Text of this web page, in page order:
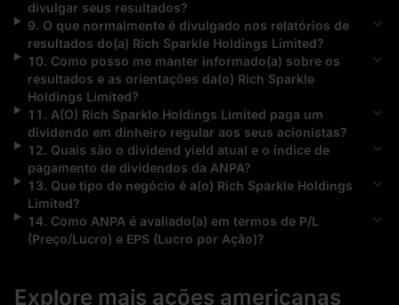
divulgar seus resultados?
9. O que normalmente é divulgado nos relatórios de
resultados do(a) Rich Sparkle Holdings Limited?
10. Como posso me manter informado(a) sobre os
resultados e as orientações da(o) Rich Sparkle
Holdings Limited?
11 . A(O) Rich Sparkle Holdings Limited paga um
dividendo em dinheiro regular aos seus acionistas?
12. Quais são o dividend yield atual e o índice de
pagamento de dividendos da ANPA?
13. Que tipo de negócio é a(o) Rich Sparkle Holdings
Limited?
14. Como ANPA é avaliado(a) em termos de P/L
(Preço/Lucro) e EPS (Lucro por Ação)?
Explore mais ações americanas